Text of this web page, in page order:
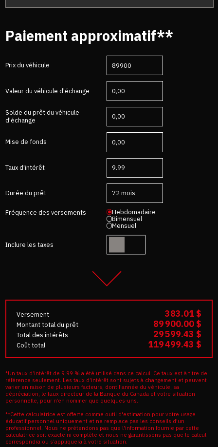
Paiement approximatif**
Prix du véhicule
Valeur du véhicule d'échange
Solde du prêt du véhicule
d'échange
Mise de fonds
Taux d'intérêt
Durée du prêt
Fréquence des versements
Hebdomadaire
Bimensuel
Mensuel
Inclure les taxes
Versement 383.01 $
Montant total du prêt 89 900.00 $
Total des intérêts 29 599.43 $
Coût total 119 499.43 $
*Un taux d’intérêt de 9.99 % a été utilisé dans ce calcul. Ce taux est à titre de
référence seulement. Les taux d’intérêt sont sujets à changement et peuvent
varier en raison de plusieurs facteurs, dont l’année du véhicule, sa
dépréciation, le taux directeur de la Banque du Canada et votre situation
personnelle, pour n’en nommer que quelques-uns.
**Cette calculatrice est offerte comme outil d'estimation pour votre usage
éducatif personnel uniquement et ne remplace pas les conseils d'un
professionnel. Nous ne prétendons pas que l'information fournie par cette
calculatrice soit exacte ni complète et nous ne garantissons pas que le calcul
correspondra ou s’appliquera à votre situation.